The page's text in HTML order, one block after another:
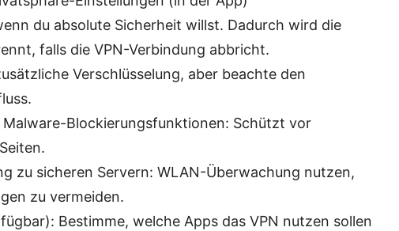
du absolute Sicherheit willst. Dadurch wird die
falls die VPN-Verbindung abbricht.
Verschlüsselung, aber beachte den
Malware-Blockierungsfunktionen: Schützt vor
zu sicheren Servern: WLAN-Überwachung nutzen,
zu vermeiden.
Bestimme, welche Apps das VPN nutzen sollen